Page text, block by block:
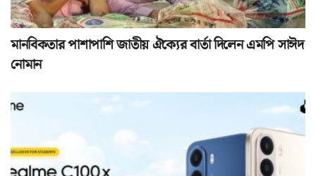
মানবিকতার পাশাপাশি জাতীয় ঐক্যের বার্তা দিলেন এমপি সাঈদ
নোমান